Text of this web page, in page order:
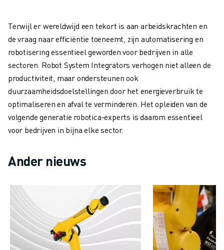
CNC SLIJPEN
CNC FREZEN
BOREN EN TAPPEN MET HOGE SNELHEID
SPUITGIETEN
MATERIAL HANDLING
VERFSPUITEN
PALLETISEREN
VISION INSPECTIE
CASE STUDIES
CUSTOMER SERVICE
CUSTOMER CARE
FANUC PLANS
SERVICE & ONDERHOUD
Terwijl er wereldwijd een tekort is aan arbeidskrachten en
de vraag naar efficiëntie toeneemt, zijn automatisering en
robotisering essentieel geworden voor bedrijven in alle
sectoren. Robot System Integrators verhogen niet alleen de
productiviteit, maar ondersteunen ook
duurzaamheidsdoelstellingen door het energieverbruik te
optimaliseren en afval te verminderen. Het opleiden van de
volgende generatie robotica-experts is daarom essentieel
voor bedrijven in bijna elke sector.
Ander nieuws